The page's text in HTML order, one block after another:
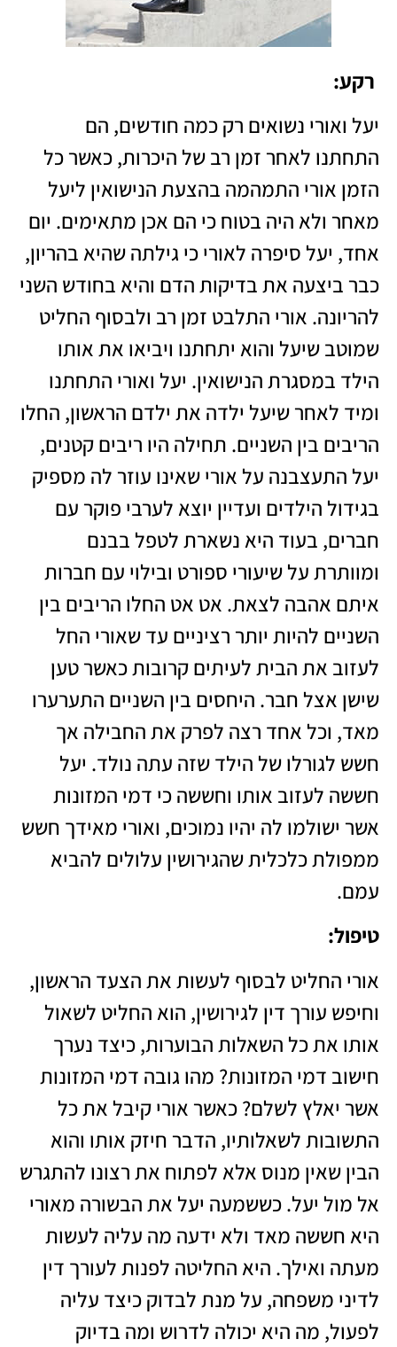
רקע:
יעל ואורי נשואים רק כמה חודשים, הם
התחתנו לאחר זמן רב של היכרות, כאשר כל
הזמן אורי התמהמה בהצעת הנישואין ליעל
מאחר ולא היה בטוח כי הם אכן מתאימים. יום
אחד, יעל סיפרה לאורי כי גילתה שהיא בהריון,
כבר ביצעה את בדיקות הדם והיא בחודש השני
להריונה. אורי התלבט זמן רב ולבסוף החליט
שמוטב שיעל והוא יתחתנו ויביאו את אותו
הילד במסגרת הנישואין. יעל ואורי התחתנו
ומיד לאחר שיעל ילדה את ילדם הראשון, החלו
הריבים בין השניים. תחילה היו ריבים קטנים,
יעל התעצבנה על אורי שאינו עוזר לה מספיק
בגידול הילדים ועדיין יוצא לערבי פוקר עם
חברים, בעוד היא נשארת לטפל בבנם
ומוותרת על שיעורי ספורט ובילוי עם חברות
איתם אהבה לצאת. אט אט החלו הריבים בין
השניים להיות יותר רציניים עד שאורי החל
לעזוב את הבית לעיתים קרובות כאשר טען
שישן אצל חבר. היחסים בין השניים התערערו
מאד, וכל אחד רצה לפרק את החבילה אך
חשש לגורלו של הילד שזה עתה נולד. יעל
חששה לעזוב אותו וחששה כי דמי המזונות
אשר ישולמו לה יהיו נמוכים, ואורי מאידך חשש
ממפולת כלכלית שהגירושין עלולים להביא
עמם.
טיפול:
אורי החליט לבסוף לעשות את הצעד הראשון,
וחיפש עורך דין לגירושין, הוא החליט לשאול
אותו את כל השאלות הבוערות, כיצד נערך
חישוב דמי המזונות? מהו גובה דמי המזונות
אשר יאלץ לשלם? כאשר אורי קיבל את כל
התשובות לשאלותיו, הדבר חיזק אותו והוא
הבין שאין מנוס אלא לפתוח את רצונו להתגרש
אל מול יעל. כששמעה יעל את הבשורה מאורי
היא חששה מאד ולא ידעה מה עליה לעשות
מעתה ואילך. היא החליטה לפנות לעורך דין
לדיני משפחה, על מנת לבדוק כיצד עליה
לפעול, מה היא יכולה לדרוש ומה בדיוק